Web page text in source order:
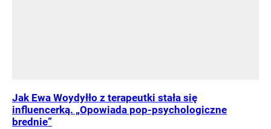
Jak Ewa Woydyłło z terapeutki stała się
influencerką. „Opowiada pop-psychologiczne
brednie”